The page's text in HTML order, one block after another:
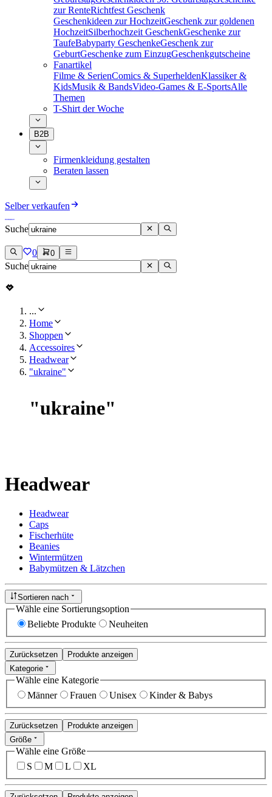
zur RenteRichtfest Geschenk
Geschenkideen zur HochzeitGeschenk zur goldenen
HochzeitSilberhochzeit GeschenkGeschenke zur
TaufeBabyparty GeschenkeGeschenk zur
GeburtGeschenke zum EinzugGeschenkgutscheine
Fanartikel
Filme & SerienComics & SuperheldenKlassiker &
KidsMusik & BandsVideo-Games & E-SportsAlle
Themen
T-Shirt der Woche
B2B
Firmenkleidung gestalten
Beraten lassen
Selber verkaufen
Suche
0 0
Suche
...
Home
Shoppen
Accessoires
Headwear
"ukraine"
"ukraine"
Headwear
Headwear
Caps
Fischerhüte
Beanies
Wintermützen
Babymützen & Lätzchen
Sortieren nach
Wähle eine Sortierungsoption
Beliebte Produkte
Neuheiten
Zurücksetzen
Produkte anzeigen
Kategorie
Wähle eine Kategorie
Männer
Frauen Unisex Kinder & Babys
Zurücksetzen
Produkte anzeigen
Größe
Wähle eine Größe
S
M L XL